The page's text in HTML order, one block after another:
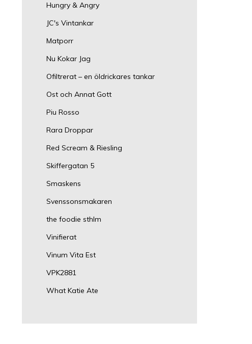
Hungry & Angry
JC's Vintankar
Matporr
Nu Kokar Jag
Ofiltrerat – en öldrickares tankar
Ost och Annat Gott
Piu Rosso
Rara Droppar
Red Scream & Riesling
Skiffergatan 5
Smaskens
Svenssonsmakaren
the foodie sthlm
Vinifierat
Vinum Vita Est
VPK2881
What Katie Ate